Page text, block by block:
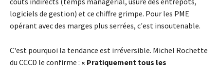
logiciels de gestion) et ce chiffre grimpe. Pour les PME
opérant avec des marges plus serrées, c'est insoutenable.
C'est pourquoi la tendance est irréversible. Michel Rochette
du CCCD le confirme : « Pratiquement tous les